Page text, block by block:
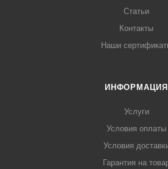
Статьи
Контакты
Наши
ИНФОРМАЦИЯ
Услуги
Условия оплаты
Условия
Гарантия на